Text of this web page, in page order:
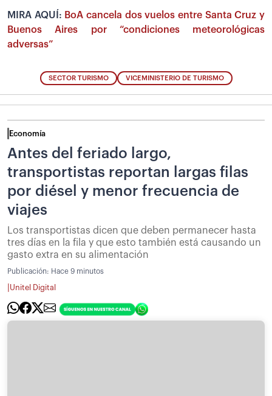
MIRA AQUÍ: BoA cancela dos vuelos entre Santa Cruz y
Buenos Aires por “condiciones meteorológicas
adversas”
SECTOR TURISMO VICEMINISTERIO DE TURISMO
Economía
Antes del feriado largo,
transportistas reportan largas filas
por diésel y menor frecuencia de
viajes
Los transportistas dicen que deben permanecer hasta
tres días en la fila y que esto también está causando un
gasto extra en su alimentación
Publicación: Hace 9 minutos
Unitel Digital